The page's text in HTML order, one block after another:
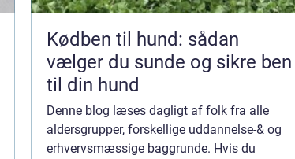
Kødben til hund: sådan
vælger du sunde og sikre ben
til din hund
Denne blog læses dagligt af folk fra alle
aldersgrupper, forskellige uddannelse-& og
erhvervsmæssige baggrunde. Hvis du